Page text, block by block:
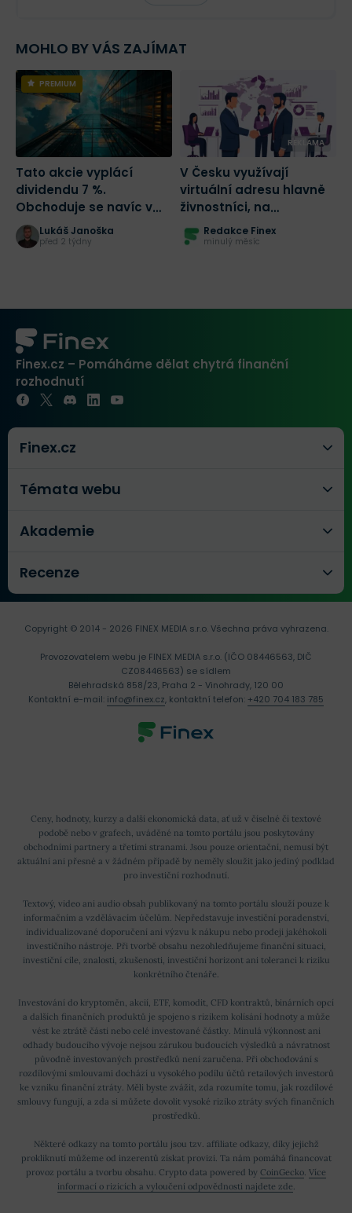
MOHLO BY VÁS ZAJÍMAT
PREMIUM
Tato akcie vyplácí
dividendu 7 %.
Obchoduje se navíc v
největší slevě za
posledních 5 let!
Lukáš Janoška
před 2 týdny
REKLAMA
V Česku využívají
virtuální adresu hlavně
živnostníci, na
Slovensku s.r.o.: data
MojeSidlo.cz odhalují
Redakce Finex
minulý měsíc
Finex.cz – Pomáháme dělat chytrá finanční
rozhodnutí
Finex.cz
Témata webu
Akademie
Recenze
Ceny, hodnoty, kurzy a další ekonomická data, ať už v číselné či textové
podobě nebo v grafech, uváděné na tomto portálu jsou poskytovány
obchodními partnery a třetími stranami. Jsou pouze orientační, nemusí být
aktuální ani přesné a v žádném případě by neměly sloužit jako jediný podklad
pro investiční rozhodnutí.
Textový, video ani audio obsah publikovaný na tomto portálu slouží pouze k
informačním a vzdělávacím účelům. Nepředstavuje investiční poradenství,
individualizované doporučení ani výzvu k nákupu nebo prodeji jakéhokoli
investičního nástroje. Při tvorbě obsahu nezohledňujeme finanční situaci,
investiční cíle, znalosti, zkušenosti, investiční horizont ani toleranci k riziku
konkrétního čtenáře.
Investování do kryptoměn, akcií, ETF, komodit, CFD kontraktů, binárních opcí
a dalších finančních produktů je spojeno s rizikem kolísání hodnoty a může
vést ke ztrátě části nebo celé investované částky. Minulá výkonnost ani
odhady budoucího vývoje nejsou zárukou budoucích výsledků a návratnost
původně investovaných prostředků není zaručena. Při obchodování s
rozdílovými smlouvami dochází u vysokého podílu účtů retailových investorů
ke vzniku finanční ztráty. Měli byste zvážit, zda rozumíte tomu, jak rozdílové
smlouvy fungují, a zda si můžete dovolit vysoké riziko ztráty svých finančních
prostředků.
Některé odkazy na tomto portálu jsou tzv. affiliate odkazy, díky jejichž
prokliknutí můžeme od inzerentů získat provizi. Ta nám pomáhá financovat
provoz portálu a tvorbu obsahu. Crypto data powered by CoinGecko. Více
informací o rizicích a vyloučení odpovědnosti najdete zde.
Copyright © 2014 - 2026 FINEX MEDIA s.r.o.Všechna práva vyhrazena.
Provozovatelem webu je FINEX MEDIA s.r.o. (IČO 08446563, DIČ
CZ08446563) se sídlem
Bělehradská 858/23, Praha 2 - Vinohrady, 120 00
Kontaktní e-mail: info@finex.cz, kontaktní telefon: +420 704 183 785